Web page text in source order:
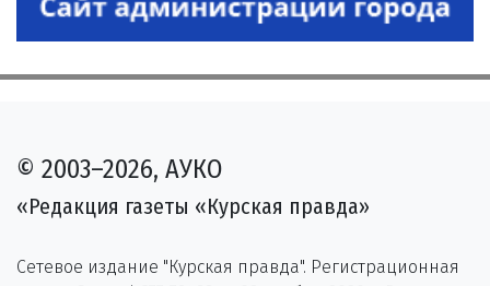
© 2003–2026, АУКО
«Редакция газеты «Курская правда»
Сетевое издание "Курская правда". Регистрационная